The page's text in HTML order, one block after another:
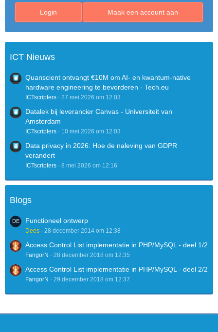
Maak een account aan
Login
ICT Nieuws
Quanscient ontvangt €10M om AI- en kwantum-native
hardware engineering te bevorderen - Tech.eu
ICTscripters 27 mei 2026 om 12:03
Datalek bij leverancier Canvas - Universiteit van
Amsterdam
ICTscripters 10 mei 2026 om 12:03
Data privacy in 2026: Hoe de naleving van GDPR
verandert
ICTscripters 8 mei 2026 om 12:16
Blogs
Functioneel ontwerp
Dees 28 december 2014 om 12:38
Access Control List implementatie in PHP/MySQL - deel 1/2
FangorN 28 december 2018 om 12:35
Access Control List implementatie in PHP/MySQL - deel 2/2
FangorN 29 december 2018 om 12:37